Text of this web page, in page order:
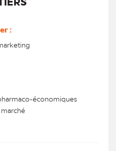
:
économiques
marché